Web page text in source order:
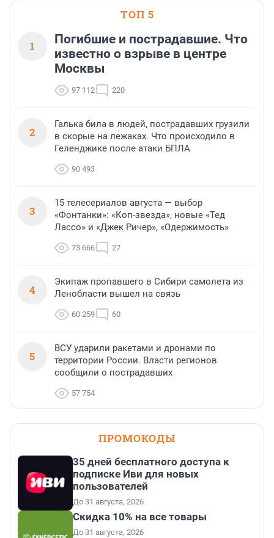
ТОП 5
1
Погибшие и пострадавшие. Что
известно о взрыве в центре
Москвы
97 112 220
2
Галька била в людей, пострадавших грузили
в скорые на лежаках. Что происходило в
Геленджике после атаки БПЛА
90 493
3
15 телесериалов августа — выбор
«Фонтанки»: «Коп-звезда», новые «Тед
Лассо» и «Джек Ричер», «Одержимость»
73 666 27
4
Экипаж пропавшего в Сибири самолета из
Ленобласти вышел на связь
60 259 60
5
ВСУ ударили ракетами и дронами по
территории России. Власти регионов
сообщили о пострадавших
57 754
ПРОМОКОДЫ
35 дней бесплатного доступа к
подписке Иви для новых
пользователей
До 31 августа, 2026
Скидка 10% на все товары
До 31 августа, 2026